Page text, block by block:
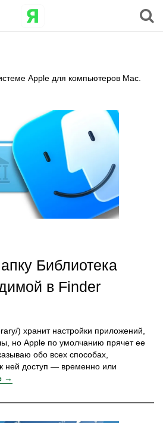
Apple для компьютеров Mac.
Библиотека
в Finder
) хранит настройки приложений,
но Apple по умолчанию прячет ее
обо всех способах,
ней доступ — временно или
→